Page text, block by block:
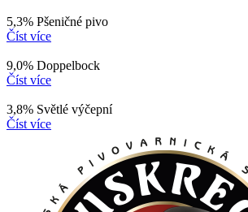
5,3% Pšeničné pivo
Číst více
9,0% Doppelbock
Číst více
3,8% Světlé výčepní
Číst více